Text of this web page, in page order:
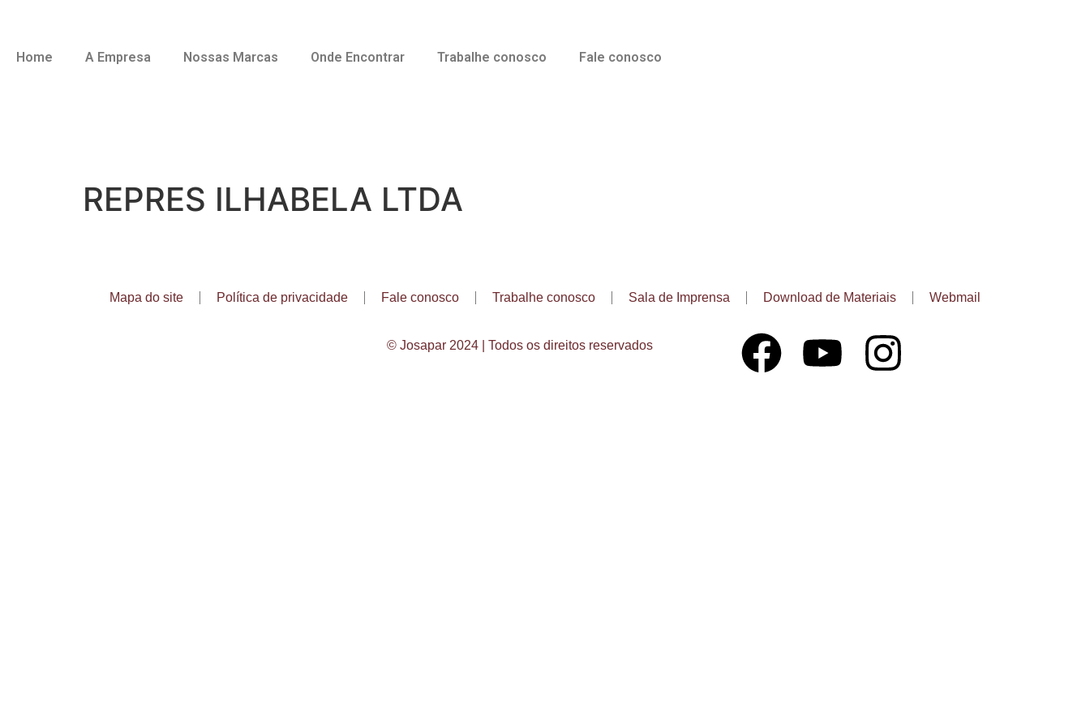
Home A Empresa Nossas Marcas Onde Encontrar Trabalhe conosco Fale conosco
REPRES ILHABELA LTDA
Mapa do site Política de privacidade Fale conosco Trabalhe conosco Sala de Imprensa Download de Materiais Webmail
© Josapar 2024 | Todos os direitos reservados